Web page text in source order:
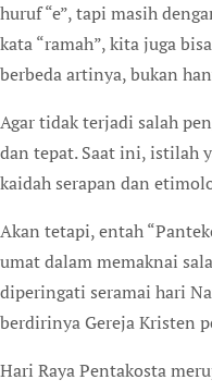
huruf “e”, tapi masih
kata “ramah”, kita juga
berbeda artinya, bukan
Agar tidak terjadi salah
dan tepat. Saat ini, istilah
kaidah serapan dan
Akan tetapi, entah
umat dalam memaknai
diperingati seramai hari
berdirinya Gereja Kristen
Hari Raya Pentakosta